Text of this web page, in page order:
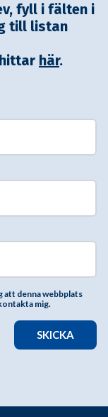
fyll i fälten i
till listan
här.
att denna webbplats
mig.
SKICKA